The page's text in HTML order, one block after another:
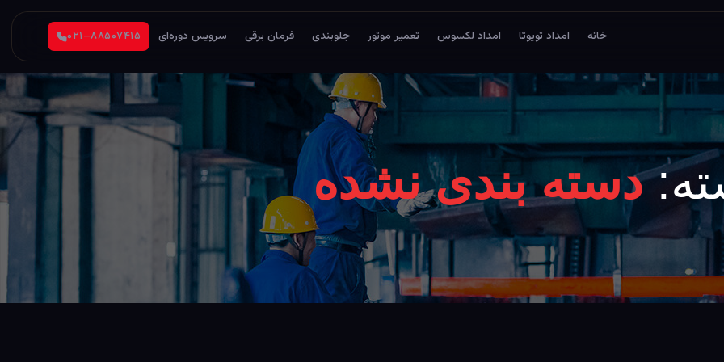
خانه امداد تویوتا امداد لکسوس تعمیر موتور جلوبندی فرمان برقی سرویس دوره‌ای ۰۲۱–۸۸۵۰۷۴۱۵
دسته بندی نشده